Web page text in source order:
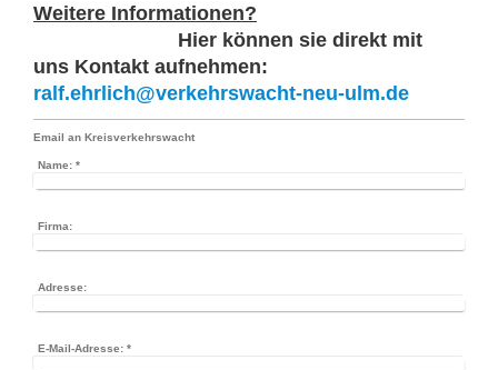
Weitere Informationen?
Hier können sie direkt mit
uns Kontakt aufnehmen:
ralf.ehrlich@verkehrswacht-neu-ulm.de
Email an Kreisverkehrswacht
Name:*
Firma:
Adresse:
E-Mail-Adresse:*